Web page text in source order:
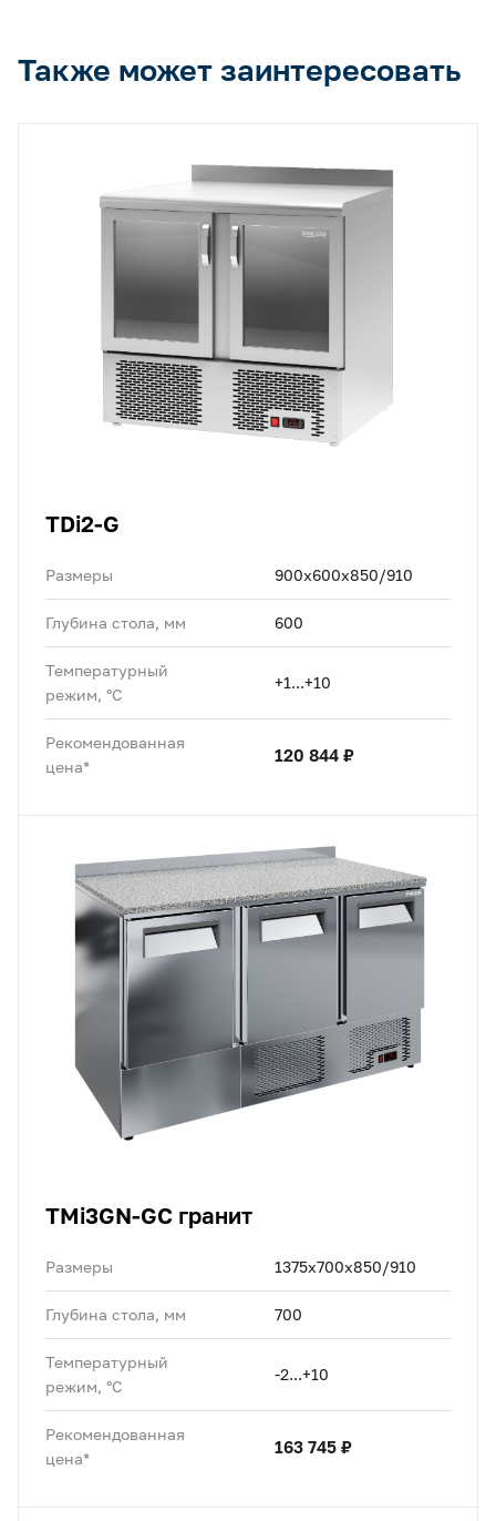
Также может заинтересовать
TDi2-G
Размеры 900x600x850/910
Глубина стола, мм 600
Температурный
режим, °C
+1...+10
Рекомендованная
цена*
120 844 ₽
TMi3GN-GC гранит
Размеры 1375х700х850/910
Глубина стола, мм 700
Температурный
режим, °C
-2...+10
Рекомендованная
цена*
163 745 ₽